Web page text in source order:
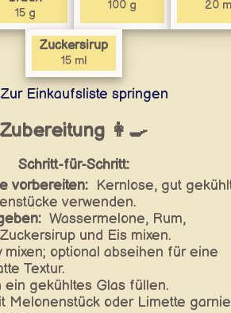
15 g
100 g 20 ml
Zuckersirup
15 ml
Einkaufsliste springen
Zubereitung 👩‍🍳
Schritt-für-Schritt:
vorbereiten: Kernlose, gut
verwenden.
Wassermelone, Rum,
und Eis mixen.
mixen; optional abseihen für eine
Textur.
ein gekühltes Glas füllen.
Melonenstück oder Limette